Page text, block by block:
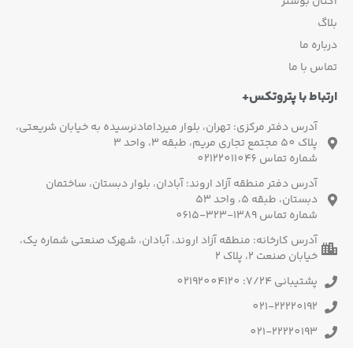
بلاگ
درباره ما
تماس با ما
ارتباط با پتروتکس+
آدرس دفتر مرکزی: تهران، بلوار میردامادنرسیده به خیابان شریعتی،
پلاک 50 مجتمع تجاری مریم، طبقه 3، واحد 3
شماره تماس 02122011046
آدرس دفتر منطقه آزاد اروند: آبادان، بلوار دبستان، ساختمان
دبستان، طبقه 5، واحد 53
شماره تماس 1389-323-0615
آدرس کارخانه: منطقه آزاد اروند، آبادان، شهرک صنعتی شماره یک،
خیابان صنعت 2، پلاک 2
پشتیبانی 7/24: 02192004120
021-22220192
021-22220193